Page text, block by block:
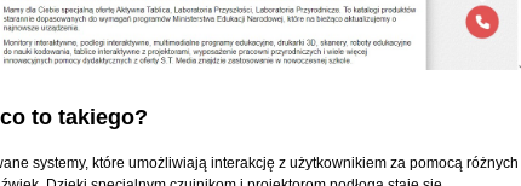
to takiego?
systemy, które umożliwiają interakcję z użytkownikiem za pomocą różnych